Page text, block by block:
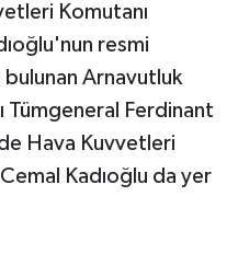
Komutanı
resmi
Arnavutluk
Tümgeneral Ferdinant
Hava Kuvvetleri
Kadıoğlu da yer